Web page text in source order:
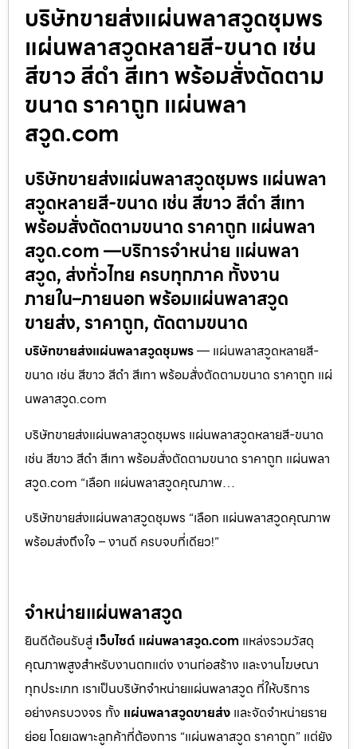
บริษัทขายส่งแผ่นพลาสวูดชุมพร
แผ่นพลาสวูดหลายสี-ขนาด เช่น
สีขาว สีดำ สีเทา พร้อมสั่งตัดตาม
ขนาด ราคาถูก แผ่นพลา
สวูด.com
บริษัทขายส่งแผ่นพลาสวูดชุมพร แผ่นพลา
สวูดหลายสี-ขนาด เช่น สีขาว สีดำ สีเทา
พร้อมสั่งตัดตามขนาด ราคาถูก แผ่นพลา
สวูด.com —บริการจำหน่าย แผ่นพลา
สวูด, ส่งทั่วไทย ครบทุกภาค ทั้งงาน
ภายใน–ภายนอก พร้อมแผ่นพลาสวูด
ขายส่ง, ราคาถูก, ตัดตามขนาด
บริษัทขายส่งแผ่นพลาสวูดชุมพร— แผ่นพลาสวูดหลายสี-
ขนาด เช่น สีขาว สีดำ สีเทา พร้อมสั่งตัดตามขนาด ราคาถูก แผ่
นพลาสวูด.com
บริษัทขายส่งแผ่นพลาสวูดชุมพร แผ่นพลาสวูดหลายสี-ขนาด
เช่น สีขาว สีดำ สีเทา พร้อมสั่งตัดตามขนาด ราคาถูก แผ่นพลา
สวูด.com “เลือก แผ่นพลาสวูดคุณภาพ…
บริษัทขายส่งแผ่นพลาสวูดชุมพร “เลือก แผ่นพลาสวูดคุณภาพ
พร้อมส่งถึงใจ – งานดี ครบจบที่เดียว!”
จำหน่ายแผ่นพลาสวูด
ยินดีต้อนรับสู่ เว็บไซต์ แผ่นพลาสวูด.com แหล่งรวมวัสดุ
คุณภาพสูงสำหรับงานตกแต่ง งานก่อสร้าง และงานโฆษณา
ทุกประเภท เราเป็นบริษัทจำหน่ายแผ่นพลาสวูด ที่ให้บริการ
อย่างครบวงจร ทั้ง แผ่นพลาสวูดขายส่ง และจัดจำหน่ายราย
ย่อย โดยเฉพาะลูกค้าที่ต้องการ “แผ่นพลาสวูด ราคาถูก” แต่ยัง